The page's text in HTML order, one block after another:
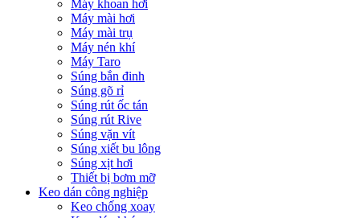
Máy khoan hơi
Máy mài hơi
Máy mài trụ
Máy nén khí
Máy Taro
Súng bắn đinh
Súng gõ rỉ
Súng rút ốc tán
Súng rút Rive
Súng vặn vít
Súng xiết bu lông
Súng xịt hơi
Thiết bị bơm mỡ
Keo dán công nghiệp
Keo chống xoay